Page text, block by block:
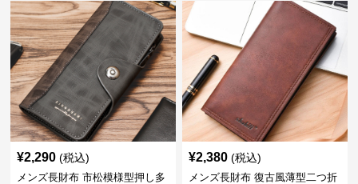
¥2,290 (税込)
メンズ長財布 市松模様型押し多
¥2,380 (税込)
メンズ長財布 復古風薄型二つ折